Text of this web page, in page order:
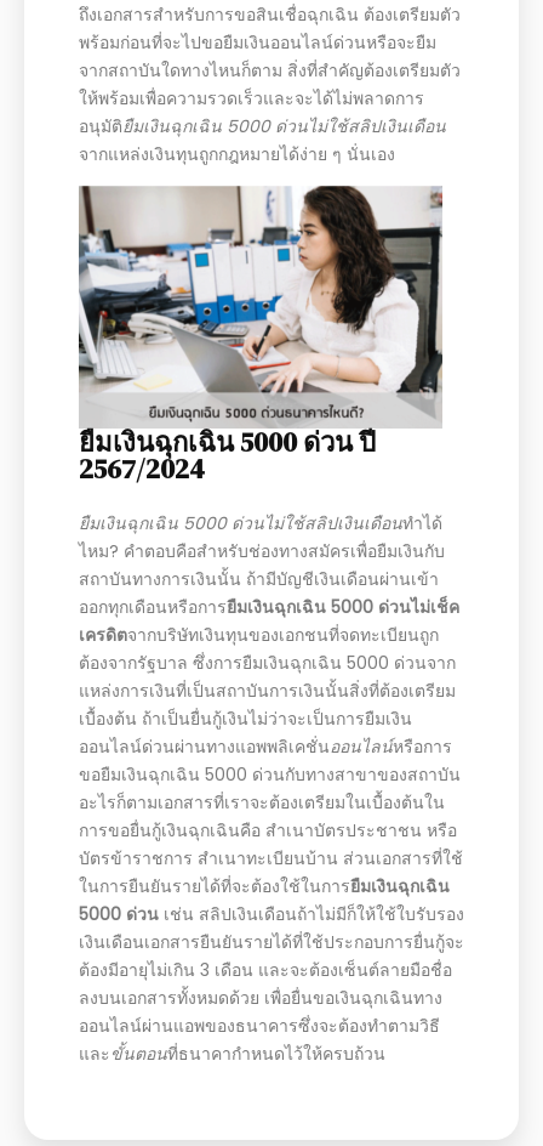
ถึงเอกสารสำหรับการขอสินเชื่อฉุกเฉิน ต้องเตรียมตัว
พร้อมก่อนที่จะไปขอยืมเงินออนไลน์ด่วนหรือจะยืม
จากสถาบันใดทางไหนก็ตาม สิ่งที่สำคัญต้องเตรียมตัว
ให้พร้อมเพื่อความรวดเร็วและจะได้ไม่พลาดการ
อนุมัติยืมเงินฉุกเฉิน 5000 ด่วนไม่ใช้สลิปเงินเดือน
จากแหล่งเงินทุนถูกกฎหมายได้ง่าย ๆ นั่นเอง
ยืมเงินฉุกเฉิน 5000 ด่วน ปี
2567/2024
ยืมเงินฉุกเฉิน 5000 ด่วนไม่ใช้สลิปเงินเดือนทำได้
ไหม? คำตอบคือสำหรับช่องทางสมัครเพื่อยืมเงินกับ
สถาบันทางการเงินนั้น ถ้ามีบัญชีเงินเดือนผ่านเข้า
ออกทุกเดือนหรือการยืมเงินฉุกเฉิน 5000 ด่วนไม่เช็ค
เครดิตจากบริษัทเงินทุนของเอกชนที่จดทะเบียนถูก
ต้องจากรัฐบาล ซึ่งการยืมเงินฉุกเฉิน 5000 ด่วนจาก
แหล่งการเงินที่เป็นสถาบันการเงินนั้นสิ่งที่ต้องเตรียม
เบื้องต้น ถ้าเป็นยื่นกู้เงินไม่ว่าจะเป็นการยืมเงิน
ออนไลน์ด่วนผ่านทางแอพพลิเคชั่นออนไลน์หรือการ
ขอยืมเงินฉุกเฉิน 5000 ด่วนกับทางสาขาของสถาบัน
อะไรก็ตามเอกสารที่เราจะต้องเตรียมในเบื้องต้นใน
การขอยื่นกู้เงินฉุกเฉินคือ สำเนาบัตรประชาชน หรือ
บัตรข้าราชการ สำเนาทะเบียนบ้าน ส่วนเอกสารที่ใช้
ในการยืนยันรายได้ที่จะต้องใช้ในการยืมเงินฉุกเฉิน
5000 ด่วน เช่น สลิปเงินเดือนถ้าไม่มีก็ให้ใช้ใบรับรอง
เงินเดือนเอกสารยืนยันรายได้ที่ใช้ประกอบการยื่นกู้จะ
ต้องมีอายุไม่เกิน 3 เดือน และจะต้องเซ็นต์ลายมือชื่อ
ลงบนเอกสารทั้งหมดด้วย เพื่อยื่นขอเงินฉุกเฉินทาง
ออนไลน์ผ่านแอพของธนาคารซึ่งจะต้องทำตามวิธี
และ ขั้นตอนที่ธนาคากำหนดไว้ให้ครบถ้วน